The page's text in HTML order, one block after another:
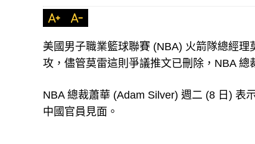
美國男子職業籃球聯賽 (NBA) 火箭隊總經
攻，儘管莫雷這則爭議推文已刪除，NBA
NBA 總裁蕭華 (Adam Silver) 週二 (8 日) 表
中國官員見面。